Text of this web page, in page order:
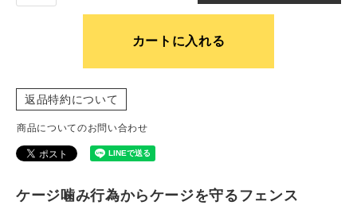
カートに入れる
返品特約について
商品についてのお問い合わせ
ケージ噛み行為からケージを守るフェンス